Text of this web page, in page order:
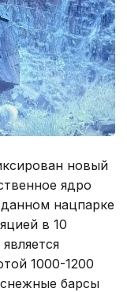
новый
ядро
нацпарке
в 10
1000-1200
барсы